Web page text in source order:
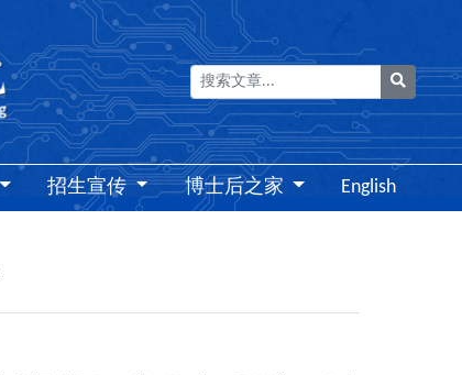
搜索
招生宣传 博士后之家 English